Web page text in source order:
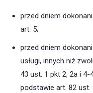
przed dniem
art. 5;
przed dniem
usługi, innych niż
43 ust. 1 pkt 2, 2a i
podstawie art. 82